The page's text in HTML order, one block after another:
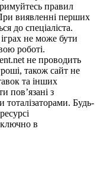
правил
виявленні перших
до спеціаліста.
не може бути
роботі.
не проводить
також сайт не
та інших
пов’язані з
тоталізаторами. Будь-
в